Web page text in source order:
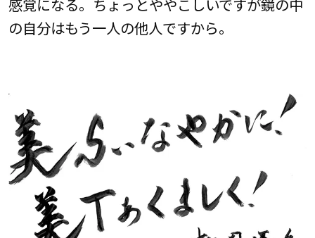
感覚になる。ちょっとややこしいですが鏡の中
の自分はもう一人の他人ですから。